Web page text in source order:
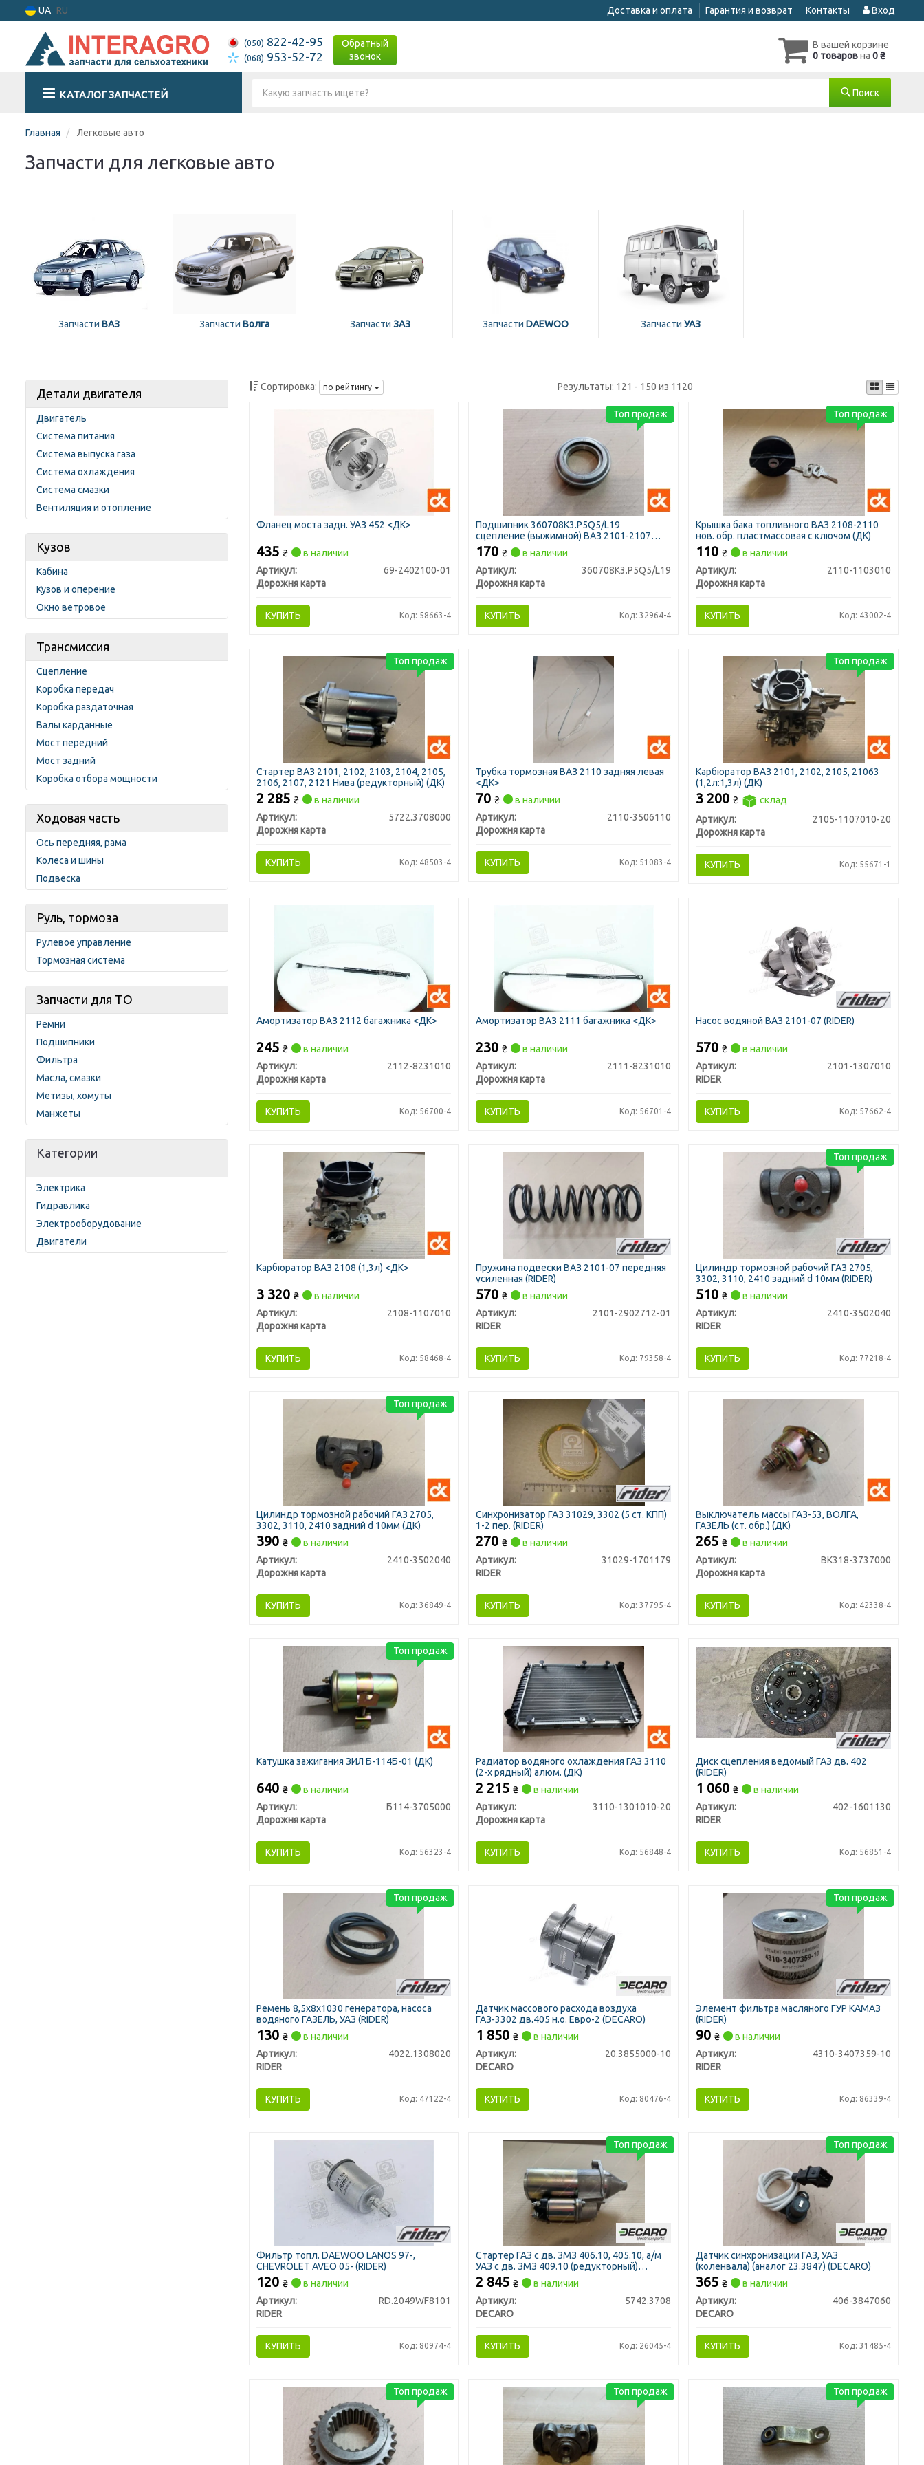
UA RU Доставка и оплата Гарантия и возврат Контакты Вход
(050) 822-42-95
(068) 953-52-72
Обратный
звонок
В вашей корзине
0 товаровна 0 ₴
КАТАЛОГ ЗАПЧАСТЕЙ Поиск
Главная Легковые авто
Запчасти для легковые авто
Запчасти ВАЗ Запчасти Волга Запчасти ЗАЗ Запчасти DAEWOO Запчасти УАЗ
Детали двигателя
Двигатель
Система питания
Система выпуска газа
Система охлаждения
Система смазки
Вентиляция и отопление
Кузов
Кабина
Кузов и оперение
Окно ветровое
Трансмиссия
Сцепление
Коробка передач
Коробка раздаточная
Валы карданные
Мост передний
Мост задний
Коробка отбора мощности
Ходовая часть
Ось передняя, рама
Колеса и шины
Подвеска
Руль, тормоза
Рулевое управление
Тормозная система
Запчасти для ТО
Ремни
Подшипники
Фильтра
Масла, смазки
Метизы, хомуты
Манжеты
Категории
Электрика
Гидравлика
Электрооборудование
Двигатели
Сортировка: по рейтингу Результаты: 121 - 150 из 1120
Фланец моста задн. УАЗ 452 <ДК>
435 ₴
в наличии
Артикул:
69-2402100-01
Дорожня карта
КУПИТЬ Код: 58663-4
Подшипник 360708К3.P5Q5/L19
сцепление (выжимной) ВАЗ 2101-2107
<ДК>
170₴
в наличии
Артикул:
360708К3.P5Q5/L19
Дорожня карта
КУПИТЬ Код: 32964-4
Топ продаж
Крышка бака топливного ВАЗ 2108-2110
нов. обр. пластмассовая с ключом (ДК)
110₴
в наличии
Артикул:
2110-1103010
Дорожня карта
КУПИТЬ Код: 43002-4
Топ продаж
Стартер ВАЗ 2101, 2102, 2103, 2104, 2105,
2106, 2107, 2121 Нива (редукторный) (ДК)
2 285 ₴
в наличии
Артикул:
5722.3708000
Дорожня карта
КУПИТЬ Код: 48503-4
Топ продаж
Трубка тормозная ВАЗ 2110 задняя левая
<ДК>
70₴
в наличии
Артикул:
2110-3506110
Дорожня карта
КУПИТЬ Код: 51083-4
Карбюратор ВАЗ 2101, 2102, 2105, 21063
(1,2л:1,3л) (ДК)
3 200₴
склад
Артикул:
2105-1107010-20
Дорожня карта
КУПИТЬ Код: 55671-1
Топ продаж
Амортизатор ВАЗ 2112 багажника <ДК>
245 ₴
в наличии
Артикул:
2112-8231010
Дорожня карта
КУПИТЬ Код: 56700-4
Амортизатор ВАЗ 2111 багажника <ДК>
230₴
в наличии
Артикул:
2111-8231010
Дорожня карта
КУПИТЬ Код: 56701-4
Насос водяной ВАЗ 2101-07 (RIDER)
570₴
в наличии
Артикул:
2101-1307010
RIDER
КУПИТЬ Код: 57662-4
Карбюратор ВАЗ 2108 (1,3л) <ДК>
3 320 ₴
в наличии
Артикул:
2108-1107010
Дорожня карта
КУПИТЬ Код: 58468-4
Пружина подвески ВАЗ 2101-07 передняя
усиленная (RIDER)
570₴
в наличии
Артикул:
2101-2902712-01
RIDER
КУПИТЬ Код: 79358-4
Цилиндр тормозной рабочий ГАЗ 2705,
3302, 3110, 2410 задний d 10мм (RIDER)
510₴
в наличии
Артикул:
2410-3502040
RIDER
КУПИТЬ Код: 77218-4
Топ продаж
Цилиндр тормозной рабочий ГАЗ 2705,
3302, 3110, 2410 задний d 10мм (ДК)
390 ₴
в наличии
Артикул:
2410-3502040
Дорожня карта
КУПИТЬ Код: 36849-4
Топ продаж
Синхронизатор ГАЗ 31029, 3302 (5 ст. КПП)
1-2 пер. (RIDER)
270₴
в наличии
Артикул:
31029-1701179
RIDER
КУПИТЬ Код: 37795-4
Выключатель массы ГАЗ-53, ВОЛГА,
ГАЗЕЛЬ (ст. обр.) (ДК)
265₴
в наличии
Артикул:
ВК318-3737000
Дорожня карта
КУПИТЬ Код: 42338-4
Катушка зажигания ЗИЛ Б-114Б-01 (ДК)
640 ₴
в наличии
Артикул:
Б114-3705000
Дорожня карта
КУПИТЬ Код: 56323-4
Топ продаж
Радиатор водяного охлаждения ГАЗ 3110
(2-х рядный) алюм. (ДК)
2 215₴
в наличии
Артикул:
3110-1301010-20
Дорожня карта
КУПИТЬ Код: 56848-4
Диск сцепления ведомый ГАЗ дв. 402
(RIDER)
1 060₴
в наличии
Артикул:
402-1601130
RIDER
КУПИТЬ Код: 56851-4
Ремень 8,5х8х1030 генератора, насоса
водяного ГАЗЕЛЬ, УАЗ (RIDER)
130 ₴
в наличии
Артикул:
4022.1308020
RIDER
КУПИТЬ Код: 47122-4
Топ продаж
Датчик массового расхода воздуха
ГАЗ-3302 дв.405 н.о. Евро-2 (DECARO)
1 850₴
в наличии
Артикул:
20.3855000-10
DECARO
КУПИТЬ Код: 80476-4
Элемент фильтра масляного ГУР КАМАЗ
(RIDER)
90₴
в наличии
Артикул:
4310-3407359-10
RIDER
КУПИТЬ Код: 86339-4
Топ продаж
Фильтр топл. DAEWOO LANOS 97-,
CHEVROLET AVEO 05- (RIDER)
120 ₴
в наличии
Артикул:
RD.2049WF8101
RIDER
КУПИТЬ Код: 80974-4
Стартер ГАЗ с дв. ЗМЗ 406.10, 405.10, а/м
УАЗ с дв. ЗМЗ 409.10 (редукторный)
(DECARO)
2 845₴
в наличии
Артикул:
5742.3708
DECARO
КУПИТЬ Код: 26045-4
Топ продаж
Датчик синхронизации ГАЗ, УАЗ
(коленвала) (аналог 23.3847) (DECARO)
365₴
в наличии
Артикул:
406-3847060
DECARO
КУПИТЬ Код: 31485-4
Топ продаж
Топ продаж Топ продаж Топ продаж